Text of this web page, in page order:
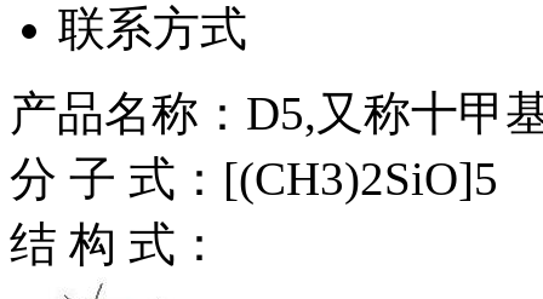
联系方式
产品名称：D5,又称十甲
分 子 式：[(CH3)2SiO]5
结 构 式：